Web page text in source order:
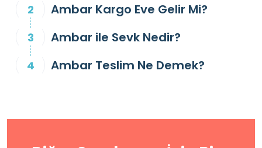
Ambar Kargo Eve Gelir Mi?
Ambar ile Sevk Nedir?
Ambar Teslim Ne Demek?